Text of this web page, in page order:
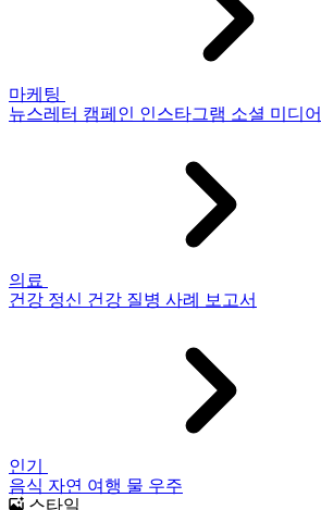
마케팅
뉴스레터 캠페인 인스타그램 소셜 미디어
의료
건강 정신 건강 질병 사례 보고서
인기
음식 자연 여행 물 우주
스타일